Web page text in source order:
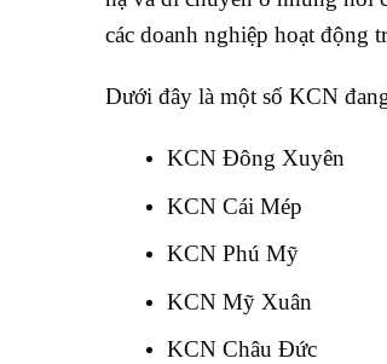
các doanh nghiệp hoạt động
Dưới đây là một số KCN
KCN Đông Xuyên
KCN Cái Mép
KCN Phú Mỹ
KCN Mỹ Xuân
KCN Châu Đức